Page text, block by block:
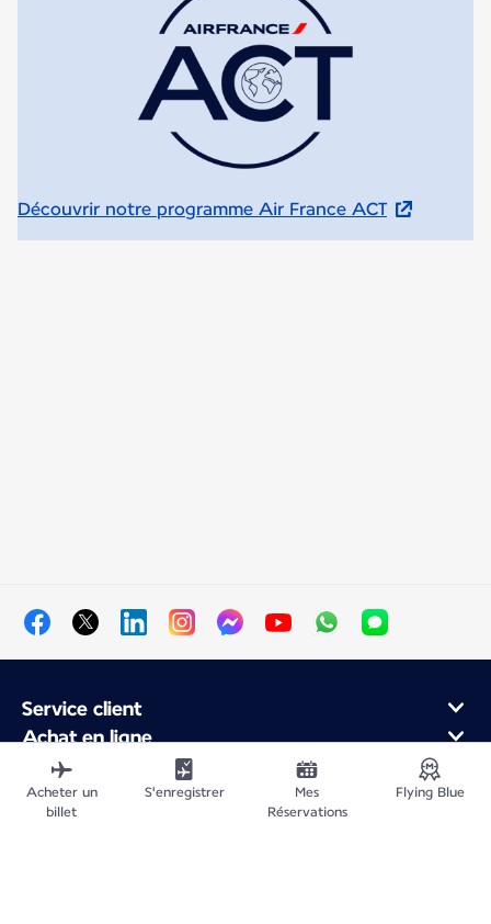
Découvrir notre programme Air France ACT
Service client
Achat en ligne
Programme de fidélité et partenaires
À propos d'Air France
Application Mobile Air France
Acheter un
billet
S'enregistrer
Mes
Réservations
Flying Blue